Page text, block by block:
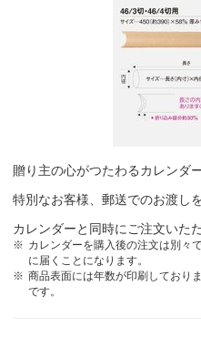
贈り主の心がつたわるカレンダ
特別なお客様、郵送でのお渡し
カレンダーと同時にご注文いた
カレンダーを購入後の注文は別々
に届くことになります。
商品表面には年数が印刷しており
です。